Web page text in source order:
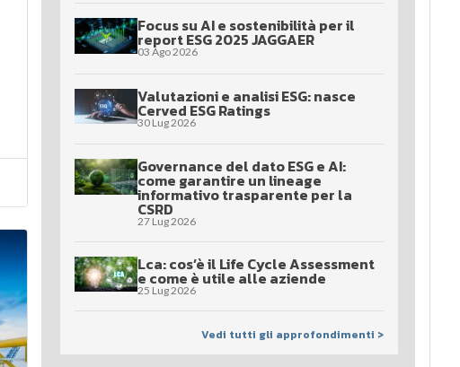
Focus su AI e sostenibilità per il
report ESG 2025 JAGGAER
03 Ago 2026
Valutazioni e analisi ESG: nasce
Cerved ESG Ratings
30 Lug 2026
Governance del dato ESG e AI:
come garantire un lineage
informativo trasparente per la
CSRD
27 Lug 2026
Lca: cos’è il Life Cycle Assessment
e come è utile alle aziende
25 Lug 2026
Vedi tutti gli approfondimenti >